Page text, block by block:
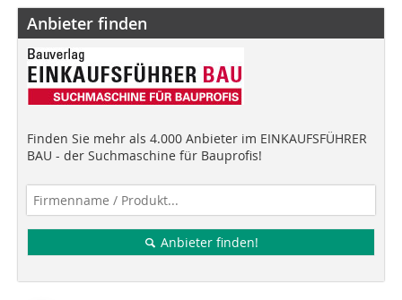
Anbieter finden
Finden Sie mehr als 4.000 Anbieter im EINKAUFSFÜHRER
BAU - der Suchmaschine für Bauprofis!
Anbieter finden!